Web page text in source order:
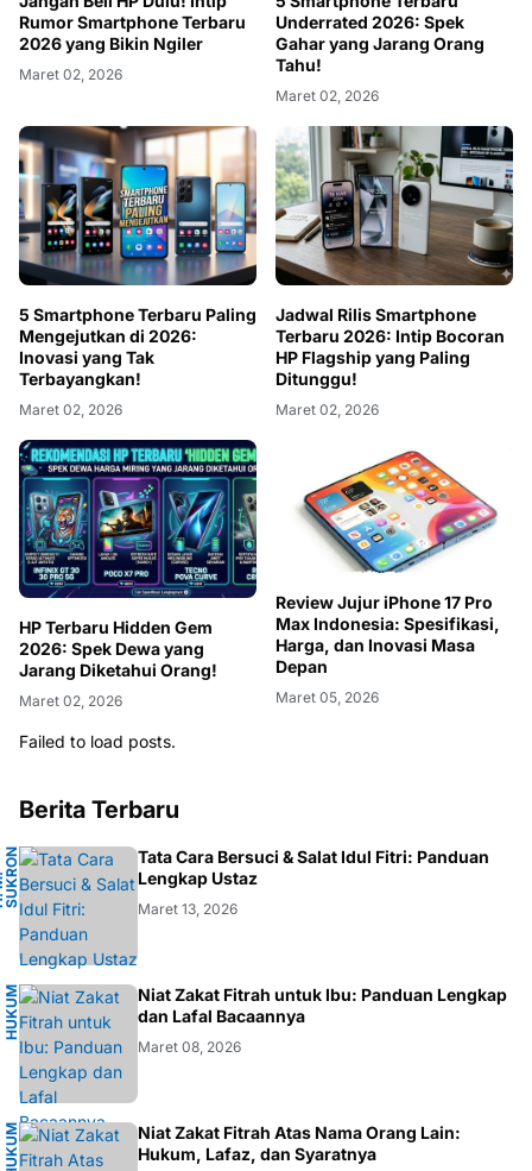
Rumor Smartphone Terbaru
2026 yang Bikin Ngiler
Maret 02, 2026
Underrated 2026: Spek
Gahar yang Jarang Orang
Tahu!
Maret 02, 2026
5 Smartphone Terbaru Paling
Mengejutkan di 2026:
Inovasi yang Tak
Terbayangkan!
Maret 02, 2026
Jadwal Rilis Smartphone
Terbaru 2026: Intip Bocoran
HP Flagship yang Paling
Ditunggu!
Maret 02, 2026
HP Terbaru Hidden Gem
2026: Spek Dewa yang
Jarang Diketahui Orang!
Maret 02, 2026
Review Jujur iPhone 17 Pro
Max Indonesia: Spesifikasi,
Harga, dan Inovasi Masa
Depan
Maret 05, 2026
Failed to load posts.
Berita Terbaru
NA
Tata Cara Bersuci & Salat Idul Fitri: Panduan
Lengkap Ustaz
Maret 13, 2026
H
U
KU
M
I
S
L
AM
Niat Zakat Fitrah untuk Ibu: Panduan Lengkap
dan Lafal Bacaannya
Maret 08, 2026
H
U
KU
M
I
S
L
AM
Niat Zakat Fitrah Atas Nama Orang Lain:
Hukum, Lafaz, dan Syaratnya